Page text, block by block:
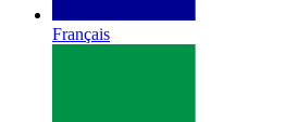
Français